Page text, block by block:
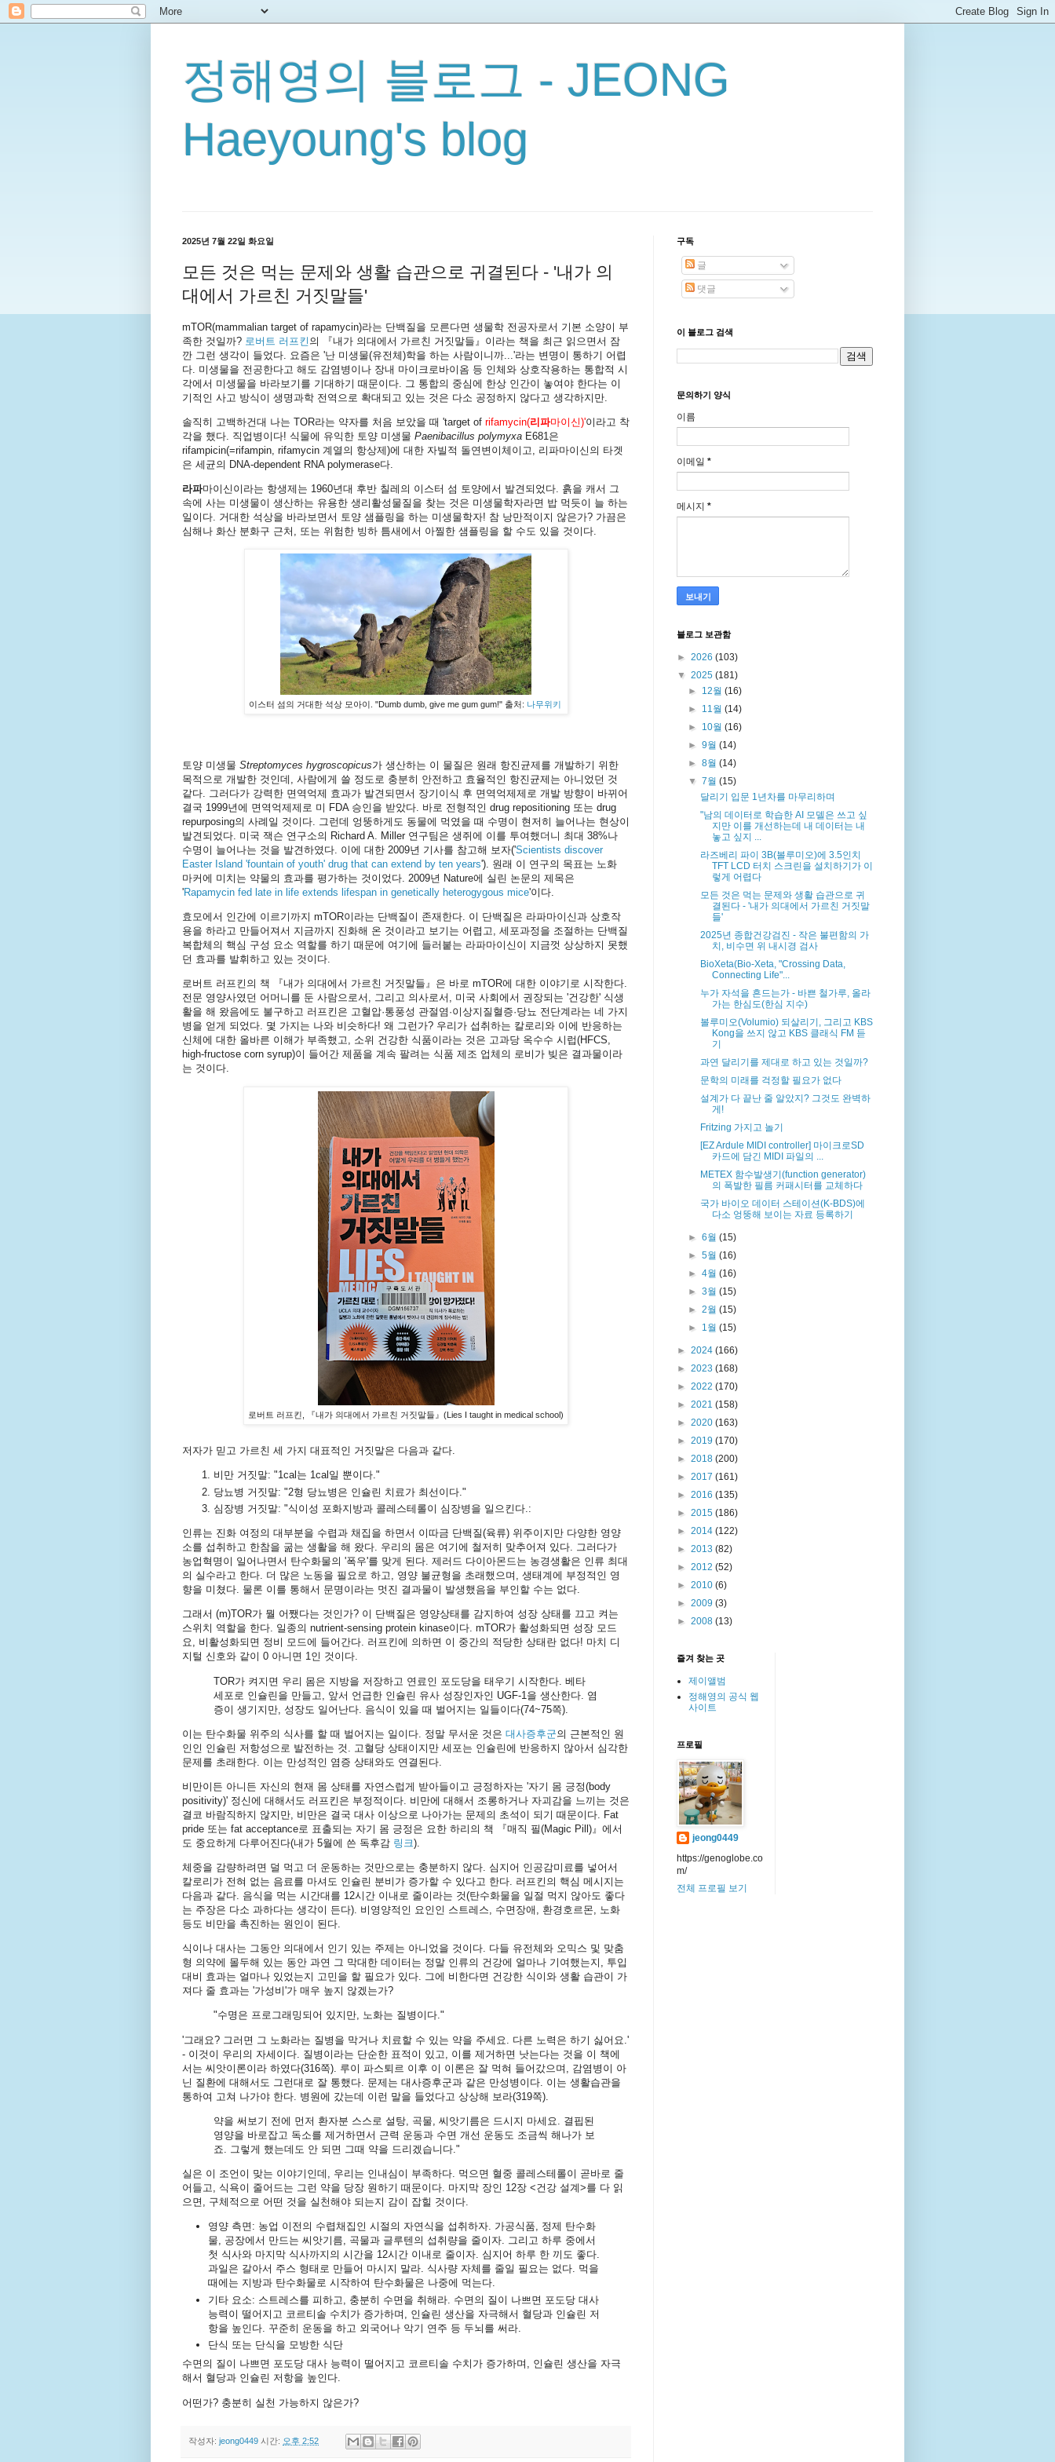
정해영의 블로그 - JEONG
Haeyoung's blog
2025년 7월 22일 화요일
모든 것은 먹는 문제와 생활 습관으로 귀결된다 - '내가 의
대에서 가르친 거짓말들'
mTOR(mammalian target of rapamycin)라는 단백질을 모른다면 생물학 전공자로서 기본 소양이 부
족한 것일까? 로버트 러프킨 의 『내가 의대에서 가르친 거짓말들』이라는 책을 최근 읽으면서 잠
깐 그런 생각이 들었다. 요즘은 '난 미생물(유전체)학을 하는 사람이니까...'라는 변명이 통하기 어렵
다. 미생물을 전공한다고 해도 감염병이나 장내 마이크로바이옴 등 인체와 상호작용하는 통합적 시
각에서 미생물을 바라보기를 기대하기 때문이다. 그 통합의 중심에 한상 인간이 놓여야 한다는 이
기적인 사고 방식이 생명과학 전역으로 확대되고 있는 것은 다소 공정하지 않다고 생각하지만.
솔직히 고백하건대 나는 TOR라는 약자를 처음 보았을 때 'target of rifamycin(리파마이신)'이라고 착
각을 했다. 직업병이다! 식물에 유익한 토양 미생물 Paenibacillus polymyxa E681은
rifampicin(=rifampin, rifamycin 계열의 항상제)에 대한 자빌적 돌연변이체이고, 리파마이신의 타겟
은 세균의 DNA-dependent RNA polymerase다.
라파마이신이라는 항생제는 1960년대 후반 칠레의 이스터 섬 토양에서 발견되었다. 흙을 캐서 그
속에 사는 미생물이 생산하는 유용한 생리활성물질을 찾는 것은 미생물학자라면 밥 먹듯이 늘 하는
일이다. 거대한 석상을 바라보면서 토양 샘플링을 하는 미생물학자! 참 낭만적이지 않은가? 가끔은
심해나 화산 분화구 근처, 또는 위험한 빙하 틈새에서 아찔한 샘플링을 할 수도 있을 것이다.
이스터 섬의 거대한 석상 모아이. "Dumb dumb, give me gum gum!" 출처: 나무위키
토양 미생물 Streptomyces hygroscopicus가 생산하는 이 물질은 원래 항진균제를 개발하기 위한
목적으로 개발한 것인데, 사람에게 쓸 정도로 충분히 안전하고 효율적인 항진균제는 아니었던 것
같다. 그러다가 강력한 면역억제 효과가 발견되면서 장기이식 후 면역억제제로 개발 방향이 바뀌어
결국 1999년에 면역억제제로 미 FDA 승인을 받았다. 바로 전형적인 drug repositioning 또는 drug
repurposing의 사례일 것이다. 그런데 엉뚱하게도 동물에 먹였을 때 수명이 현저히 늘어나는 현상이
발견되었다. 미국 잭슨 연구소의 Richard A. Miller 연구팀은 생쥐에 이를 투여했더니 최대 38%나
수명이 늘어나는 것을 발견하였다. 이에 대한 2009년 기사를 참고해 보자('Scientists discover
Easter Island 'fountain of youth' drug that can extend by ten years'). 원래 이 연구의 목표는 노화
마커에 미치는 약물의 효과를 평가하는 것이었다. 2009년 Nature에 실린 논문의 제목은
'Rapamycin fed late in life extends lifespan in genetically heterogygous mice'이다.
효모에서 인간에 이르기까지 mTOR이라는 단백질이 존재한다. 이 단백질은 라파마이신과 상호작
용을 하라고 만들어져서 지금까지 진화해 온 것이라고 보기는 어렵고, 세포과정을 조절하는 단백질
복합체의 핵심 구성 요소 역할를 하기 때문에 여기에 들러붙는 라파마이신이 지금껏 상상하지 못했
던 효과를 발휘하고 있는 것이다.
로버트 러프킨의 책 『내가 의대에서 가르친 거짓말들』은 바로 mTOR에 대한 이야기로 시작한다.
전문 영양사였던 어머니를 둔 사람으로서, 그리고 의사로서, 미국 사회에서 권장되는 '건강한' 식생
활을 해 왔음에도 불구하고 러프킨은 고혈압·통풍성 관절염·이상지질혈증·당뇨 전단계라는 네 가지
병을 얻게 되었다. 몇 가지는 나와 비슷하다! 왜 그런가? 우리가 섭취하는 칼로리와 이에 반응하는
신체에 대한 올바른 이해가 부족했고, 소위 건강한 식품이라는 것은 고과당 옥수수 시럽(HFCS,
high-fructose corn syrup)이 들어간 제품을 계속 팔려는 식품 제조 업체의 로비가 빚은 결과물이라
는 것이다.
로버트 러프킨, 『내가 의대에서 가르친 거짓말들』(Lies I taught in medical school)
저자가 믿고 가르친 세 가지 대표적인 거짓말은 다음과 같다.
비만 거짓말: "1cal는 1cal일 뿐이다."
당뇨병 거짓말: "2형 당뇨병은 인슐린 치료가 최선이다."
심장병 거짓말: "식이성 포화지방과 콜레스테롤이 심장병을 일으킨다.:
인류는 진화 여정의 대부분을 수렵과 채집을 하면서 이따금 단백질(육류) 위주이지만 다양한 영양
소를 섭취하고 한참을 굶는 생활을 해 왔다. 우리의 몸은 여기에 철저히 맞추어져 있다. 그러다가
농업혁명이 일어나면서 탄수화물의 '폭우'를 맞게 된다. 제러드 다이아몬드는 농경생활은 인류 최대
의 실수라고 한다. 더 많은 노동을 필요로 하고, 영양 불균형을 초래했으며, 생태계에 부정적인 영
향을 미쳤다. 물론 이를 통해서 문명이라는 멋진 결과물이 발생했음을 부인할 수는 없다.
그래서 (m)TOR가 뭘 어쨌다는 것인가? 이 단백질은 영양상태를 감지하여 성장 상태를 끄고 켜는
스위치 역할을 한다. 일종의 nutrient-sensing protein kinase이다. mTOR가 활성화되면 성장 모드
요, 비활성화되면 정비 모드에 들어간다. 러프킨에 의하면 이 중간의 적당한 상태란 없다! 마치 디
지털 신호와 같이 0 아니면 1인 것이다.
TOR가 켜지면 우리 몸은 지방을 저장하고 연료인 포도당을 태우기 시작한다. 베타
세포로 인슐린을 만들고, 앞서 언급한 인슐린 유사 성장인자인 UGF-1을 생산한다. 염
증이 생기지만, 성장도 일어난다. 음식이 있을 때 벌어지는 일들이다(74~75쪽).
이는 탄수화물 위주의 식사를 할 때 벌어지는 일이다. 정말 무서운 것은 대사증후군의 근본적인 원
인인 인슐린 저항성으로 발전하는 것. 고혈당 상태이지만 세포는 인슐린에 반응하지 않아서 심각한
문제를 초래한다. 이는 만성적인 염증 상태와도 연결된다.
비만이든 아니든 자신의 현재 몸 상태를 자연스럽게 받아들이고 긍정하자는 '자기 몸 긍정(body
positivity)' 정신에 대해서도 러프킨은 부정적이다. 비만에 대해서 조롱하거나 자괴감을 느끼는 것은
결코 바람직하지 않지만, 비만은 결국 대사 이상으로 나아가는 문제의 초석이 되기 때문이다. Fat
pride 또는 fat acceptance로 표출되는 자기 몸 긍정은 요한 하리의 책 『매직 필(Magic Pill)』에서
도 중요하게 다루어진다(내가 5월에 쓴 독후감 링크).
체중을 감량하려면 덜 먹고 더 운동하는 것만으로는 충분하지 않다. 심지어 인공감미료를 넣어서
칼로리가 전혀 없는 음료를 마셔도 인슐린 분비가 증가할 수 있다고 한다. 러프킨의 핵심 메시지는
다음과 같다. 음식을 먹는 시간대를 12시간 이내로 줄이라는 것(탄수화물을 일절 먹지 않아도 좋다
는 주장은 다소 과하다는 생각이 든다). 비영양적인 요인인 스트레스, 수면장애, 환경호르몬, 노화
등도 비만을 촉진하는 원인이 된다.
식이나 대사는 그동안 의대에서 인기 있는 주제는 아니었을 것이다. 다들 유전체와 오믹스 및 맞춤
형 의약에 몰두해 있는 동안 과연 그 막대한 데이터는 정말 인류의 건강에 얼마나 기여했는지, 투입
대비 효과는 얼마나 있었는지 고민을 할 필요가 있다. 그에 비한다면 건강한 식이와 생활 습관이 가
져다 줄 효과는 '가성비'가 매우 높지 않겠는가?
"수명은 프로그래밍되어 있지만, 노화는 질병이다."
'그래요? 그러면 그 노화라는 질병을 막거나 치료할 수 있는 약을 주세요. 다른 노력은 하기 싫어요.'
- 이것이 우리의 자세이다. 질병이라는 단순한 표적이 있고, 이를 제거하면 낫는다는 것을 이 책에
서는 씨앗이론이라 하였다(316쪽). 루이 파스퇴르 이후 이 이론은 잘 먹혀 들어갔으며, 감염병이 아
닌 질환에 대해서도 그런대로 잘 통했다. 문제는 대사증후군과 같은 만성병이다. 이는 생활습관을
통하여 고쳐 나가야 한다. 병원에 갔는데 이런 말을 들었다고 상상해 보라(319쪽).
약을 써보기 전에 먼저 환자분 스스로 설탕, 곡물, 씨앗기름은 드시지 마세요. 결핍된
영양을 바로잡고 독소를 제거하면서 근력 운동과 수면 개선 운동도 조금씩 해나가 보
죠. 그렇게 했는데도 안 되면 그때 약을 드리겠습니다."
실은 이 조언이 맞는 이야기인데, 우리는 인내심이 부족하다. 먹으면 혈중 콜레스테롤이 곧바로 줄
어들고, 식욕이 줄어드는 그런 약을 당장 원하기 때문이다. 마지막 장인 12장 <건강 설계>를 다 읽
으면, 구체적으로 어떤 것을 실천해야 되는지 감이 잡힐 것이다.
영양 측면: 농업 이전의 수렵채집인 시절의 자연식을 섭취하자. 가공식품, 정제 탄수화
물, 공장에서 만드는 씨앗기름, 곡물과 글루텐의 섭취량을 줄이자. 그리고 하루 중에서
첫 식사와 마지막 식사까지의 시간을 12시간 이내로 줄이자. 심지어 하루 한 끼도 좋다.
과일은 갈아서 주스 형태로 만들어 마시지 말라. 식사량 자체를 줄일 필요는 없다. 먹을
때에는 지방과 탄수화물로 시작하여 탄수화물은 나중에 먹는다.
기타 요소: 스트레스를 피하고, 충분히 수면을 취해라. 수면의 질이 나쁘면 포도당 대사
능력이 떨어지고 코르티솔 수치가 증가하며, 인슐린 생산을 자극해서 혈당과 인슐린 저
항을 높인다. 꾸준히 운동을 하고 외국어나 악기 연주 등 두뇌를 써라.
단식 또는 단식을 모방한 식단
수면의 질이 나쁘면 포도당 대사 능력이 떨어지고 코르티솔 수치가 증가하며, 인슐린 생산을 자극
해서 혈당과 인슐린 저항을 높인다.
어떤가? 충분히 실천 가능하지 않은가?
작성자: jeong0449 시간: 오후 2:52
구독
글
댓글
이 블로그 검색
문의하기 양식
이름
이메일 *
메시지 *
블로그 보관함
► 2026 (103)
▼ 2025 (181)
► 12월(16)
► 11월(14)
► 10월(16)
►9월(14)
►8월(14)
▼7월(15)
달리기 입문 1년차를 마무리하며
"남의 데이터로 학습한 AI 모델은 쓰고 싶
지만 이를 개선하는데 내 데이터는 내
놓고 싶지 ...
라즈베리 파이 3B(볼루미오)에 3.5인치
TFT LCD 터치 스크린을 설치하기가 이
렇게 어렵다
모든 것은 먹는 문제와 생활 습관으로 귀
결된다 - '내가 의대에서 가르친 거짓말
들'
2025년 종합건강검진 - 작은 불편함의 가
치, 비수면 위 내시경 검사
BioXeta(Bio-Xeta, "Crossing Data,
Connecting Life"...
누가 자석을 흔드는가 - 바쁜 철가루, 올라
가는 한심도(한심 지수)
볼루미오(Volumio) 되살리기, 그리고 KBS
Kong을 쓰지 않고 KBS 클래식 FM 듣
기
과연 달리기를 제대로 하고 있는 것일까?
문학의 미래를 걱정할 필요가 없다
설계가 다 끝난 줄 알았지? 그것도 완벽하
게!
Fritzing 가지고 놀기
[EZ Ardule MIDI controller] 마이크로SD
카드에 담긴 MIDI 파일의 ...
METEX 함수발생기(function generator)
의 폭발한 필름 커패시터를 교체하다
국가 바이오 데이터 스테이션(K-BDS)에
다소 엉뚱해 보이는 자료 등록하기
►6월(15)
►5월(16)
►4월(16)
►3월(15)
►2월(15)
► 1월(15)
► 2024 (166)
► 2023 (168)
► 2022 (170)
► 2021 (158)
► 2020 (163)
► 2019 (170)
► 2018 (200)
► 2017 (161)
► 2016 (135)
► 2015 (186)
► 2014 (122)
► 2013 (82)
► 2012 (52)
► 2010 (6)
► 2009 (3)
► 2008 (13)
즐겨 찾는 곳
제이앨범
정해영의 공식 웹
사이트
프로필
jeong0449
https://genoglobe.co
m/
전체 프로필 보기